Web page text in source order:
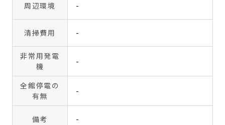
周辺環境 -
清掃費用 -
非常用発電
機
-
全館停電の
有無
-
備考 -